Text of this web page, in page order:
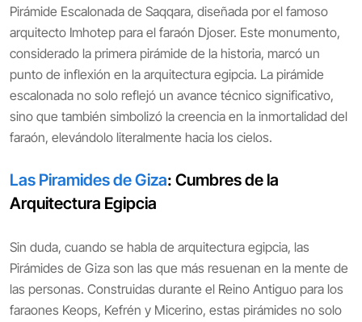
Pirámide Escalonada de Saqqara, diseñada por el famoso
arquitecto Imhotep para el faraón Djoser. Este monumento,
considerado la primera pirámide de la historia, marcó un
punto de inflexión en la arquitectura egipcia. La pirámide
escalonada no solo reflejó un avance técnico significativo,
sino que también simbolizó la creencia en la inmortalidad del
faraón, elevándolo literalmente hacia los cielos.
Las Piramides de Giza: Cumbres de la
Arquitectura Egipcia
Sin duda, cuando se habla de arquitectura egipcia, las
Pirámides de Giza son las que más resuenan en la mente de
las personas. Construidas durante el Reino Antiguo para los
faraones Keops, Kefrén y Micerino, estas pirámides no solo